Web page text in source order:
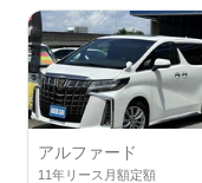
アルファード
11年リース月額定額